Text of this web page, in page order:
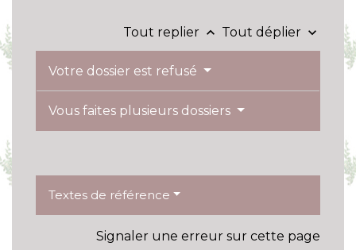
Tout replier keyboard_arrow_up Tout déplier keyboard_arrow_down
Votre dossier est refusé
Vous faites plusieurs dossiers
Textes de référence
Signaler une erreur sur cette page